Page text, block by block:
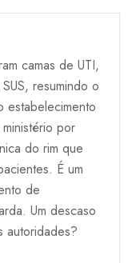
camas de UTI,
resumindo o
estabelecimento
por
do rim que
É um
de
Um descaso
autoridades?